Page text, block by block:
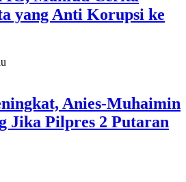
yang Anti Korupsi ke
Anies-Muhaimin
Jika Pilpres 2 Putaran